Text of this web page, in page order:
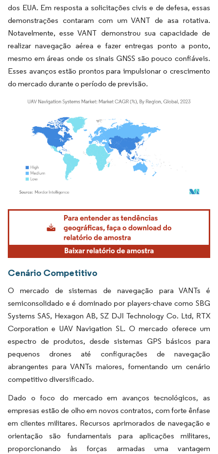
dos EUA. Em resposta a solicitações civis e de defesa, essas
demonstrações contaram com um VANT de asa rotativa.
Notavelmente, esse VANT demonstrou sua capacidade de
realizar navegação aérea e fazer entregas ponto a ponto,
mesmo em áreas onde os sinais GNSS são pouco confiáveis.
Esses avanços estão prontos para impulsionar o crescimento
do mercado durante o período de previsão.
Imagem © Mordor Intelligence. O reuso requer atribuição conforme CC BY 4.0.
Cenário Competitivo
O mercado de sistemas de navegação para VANTs é
semiconsolidado e é dominado por players-chave como SBG
Systems SAS, Hexagon AB, SZ DJI Technology Co. Ltd, RTX
Corporation e UAV Navigation SL. O mercado oferece um
espectro de produtos, desde sistemas GPS básicos para
pequenos drones até configurações de navegação
abrangentes para VANTs maiores, fomentando um cenário
competitivo diversificado.
Dado o foco do mercado em avanços tecnológicos, as
empresas estão de olho em novos contratos, com forte ênfase
em clientes militares. Recursos aprimorados de navegação e
orientação são fundamentais para aplicações militares,
proporcionando às forças armadas uma vantagem